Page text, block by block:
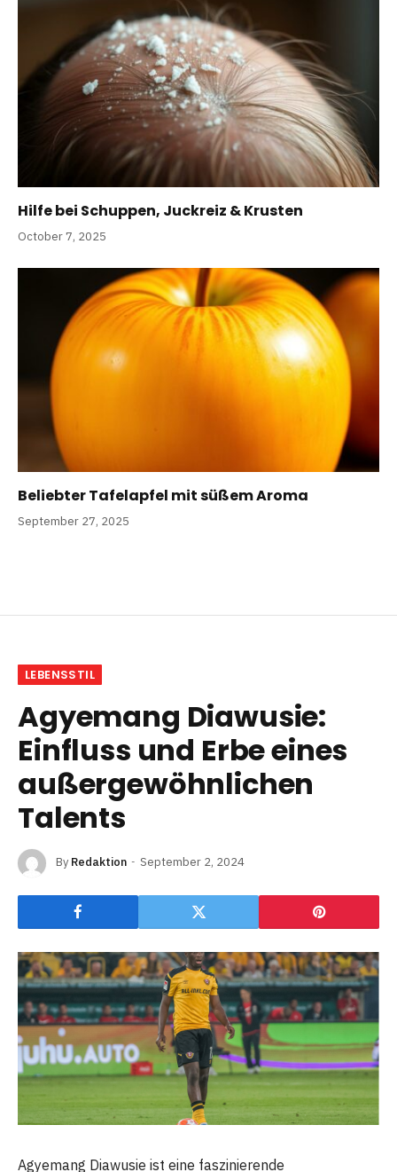
Hilfe bei Schuppen, Juckreiz & Krusten
October 7, 2025
Beliebter Tafelapfel mit süßem Aroma
September 27, 2025
LEBENSSTIL
Agyemang Diawusie:
Einfluss und Erbe eines
außergewöhnlichen
Talents
By Redaktion September 2, 2024
Agyemang Diawusie ist eine faszinierende